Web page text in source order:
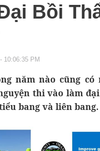
Bồi
10:06:35 PM
năm nào cũng có
thi vào làm
bang và liên bang.